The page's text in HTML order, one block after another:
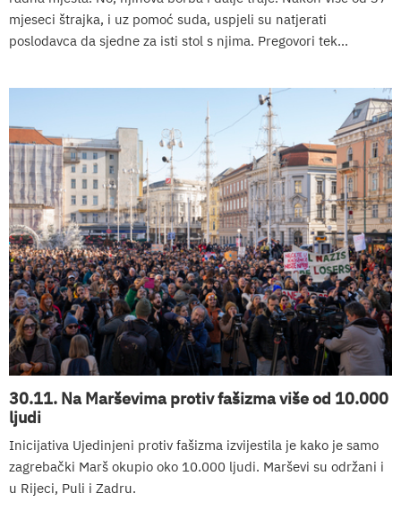
mjeseci štrajka, i uz pomoć suda, uspjeli su natjerati
poslodavca da sjedne za isti stol s njima. Pregovori tek...
30.11. Na Marševima protiv fašizma više od 10.000
ljudi
Inicijativa Ujedinjeni protiv fašizma izvijestila je kako je samo
zagrebački Marš okupio oko 10.000 ljudi. Marševi su održani i
u Rijeci, Puli i Zadru.